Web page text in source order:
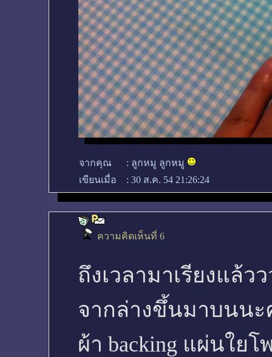
จากคุณ : ลูกหมู ลูกหมู
เขียนเมื่อ
: 30 ส.ค. 54 21:26:24
ความคิดเห็นที่ 6
ถึงเวลามาเรียงแล้ว
จากล่างขึ้นมาบนนะ
ผ้า backing แผ่นใย